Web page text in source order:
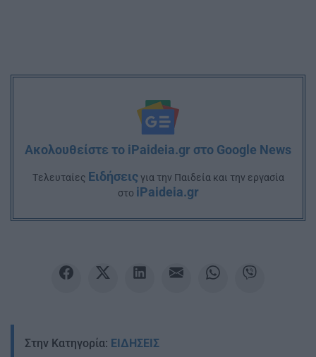
Ακολουθείστε το iPaideia.gr στο Google News
Tελευταίες Ειδήσειςγια την Παιδεία και την εργασία
στο iPaideia.gr
Στην Κατηγορία: ΕΙΔΗΣΕΙΣ